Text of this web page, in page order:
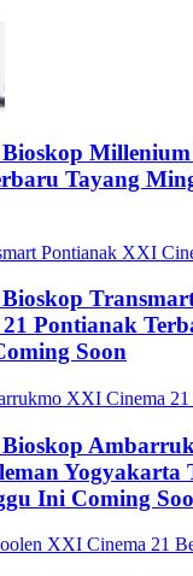
Tayang
Pontianak
Soon
Yogyakarta
Ini Coming